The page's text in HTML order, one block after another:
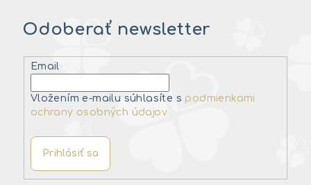
Odoberať newsletter
Email
Vložením e-mailu súhlasíte s podmienkami
ochrany osobných údajov
Prihlásiť sa